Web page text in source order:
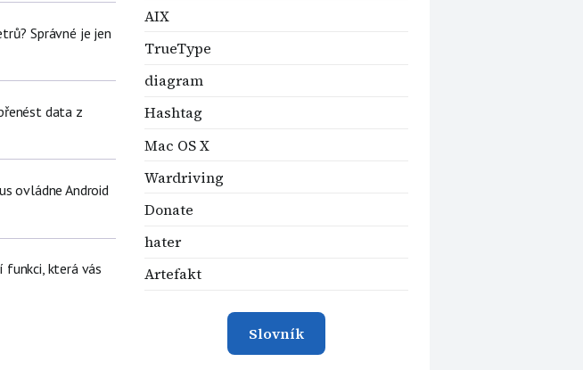
Správné je jen
data z
ovládne Android
funkci, která vás
AIX
TrueType
diagram
Hashtag
Mac OS X
Wardriving
Donate
hater
Artefakt
Slovník